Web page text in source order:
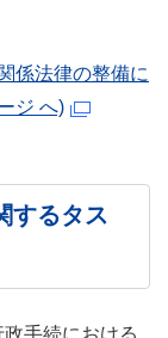
係法律の整備に
ジ へ)
するタス